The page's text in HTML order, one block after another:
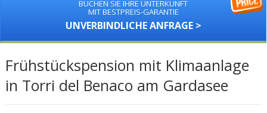
BUCHEN SIE IHRE UNTERKUNFT
MIT BESTPREIS-GARANTIE
UNVERBINDLICHE ANFRAGE >
Frühstückspension mit Klimaanlage
in Torri del Benaco am Gardasee